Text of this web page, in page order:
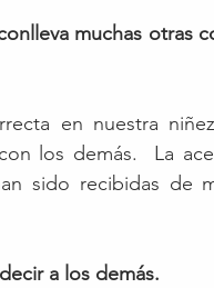
muchas otras
en nuestra
los demás.  La
sido recibidas de
a los demás.